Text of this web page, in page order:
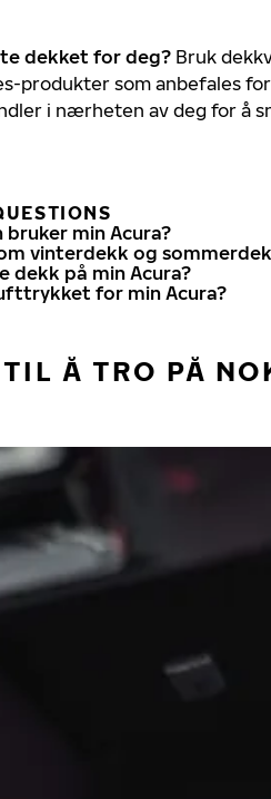
dekket for deg? Bruk
produkter som anbefales
i nærheten av deg for å
bruker min Acura?
vinterdekk og
på min Acura?
for min Acura?
TIL Å TRO PÅ